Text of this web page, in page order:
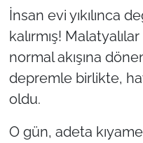
İnsan evi yıkılınca
kalırmış!
normal akışına
depremle birlikte,
oldu.
O gün, adeta